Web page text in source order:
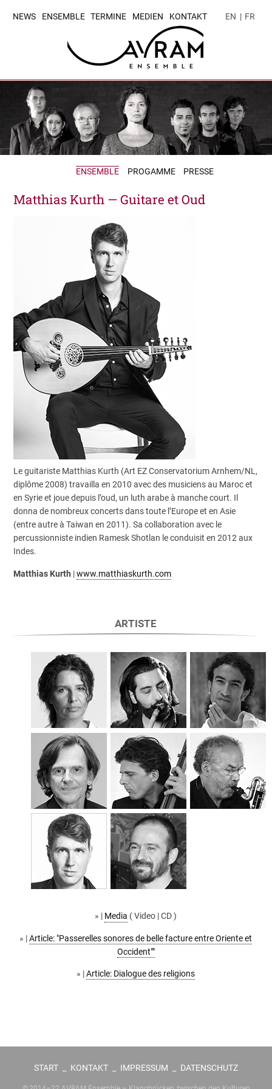
NEWS ENSEMBLE TERMINE MEDIEN KONTAKT EN | FR
ENSEMBLE PROGAMME PRESSE
Matthias Kurth — Guitare et Oud
Le guitariste Matthias Kurth (Art EZ Conservatorium Arnhem/NL,
diplôme 2008) travailla en 2010 avec des musiciens au Maroc et
en Syrie et joue depuis l’oud, un luth arabe à manche court. Il
donna de nombreux concerts dans toute l’Europe et en Asie
(entre autre à Taiwan en 2011). Sa collaboration avec le
percussionniste indien Ramesk Shotlan le conduisit en 2012 aux
Indes.
Matthias Kurth |www.matthiaskurth.com
ARTISTE
» | Media ( Video | CD )
» |Article: "Passerelles sonores de belle facture entre Oriente et
Occident""
» |Article: Dialogue des religions
START KONTAKT IMPRESSUM DATENSCHUTZ